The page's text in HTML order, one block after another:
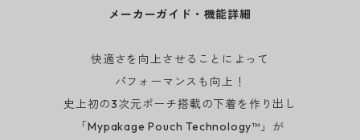
メーカーガイド・機能詳細
快適さを向上させることによって
パフォーマンスも向上！
史上初の3次元ポーチ搭載の下着を作り出し
「Mypakage Pouch Technology™」が